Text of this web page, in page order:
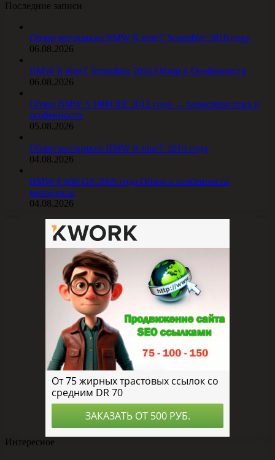
Последние записи
Обзор мотоцикла BMW R nineT Scrambler 2018 года
06.08.2026
BMW R nineT Scrambler 2016 Обзор и Особенности
06.08.2026
Обзор BMW S 1000 RR 2012 года — характеристика и
особенности
05.08.2026
Обзор мотоцикла BMW R nineT 2014 года
04.08.2026
BMW F 650 GS 2005 года Обзор и особенности
мотоцикла
04.08.2026
Интересное